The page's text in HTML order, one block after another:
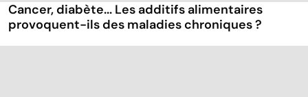
Cancer, diabète... Les additifs alimentaires
provoquent-ils des maladies chroniques ?